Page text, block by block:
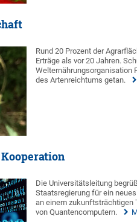
Rund 20 Prozent der
Erträge als vor 20 Jahren.
Welternährungsorganisation
des Artenreichtums getan.
Die Universitätsleitung
Staatsregierung für ein
an einem zukunftsträchtigen
von Quantencomputern.